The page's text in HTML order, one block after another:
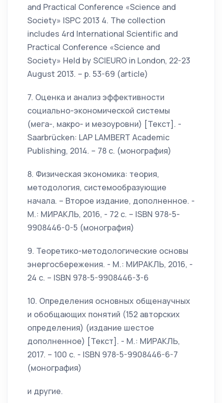
and Practical Conference «Science and
Society» ISPC 2013 4. The collection
includes 4rd International Scientific and
Practical Conference «Science and
Society» Held by SCIEURO in London, 22-23
August 2013. – р. 53-69 (article)
7. Оценка и анализ эффективности
социально-экономической системы
(мега-, макро- и мезоуровни) [Текст]. -
Saarbrücken: LAP LAMBERT Academic
Publishing, 2014. – 78 с. (монография)
8. Физическая экономика: теория,
методология, системообразующие
начала. – Второе издание, дополненное. -
М.: МИРАКЛЬ, 2016, - 72 с. – ISBN 978-5-
9908446-0-5 (монография)
9. Теоретико-методологические основы
энергосбережения. - М.: МИРАКЛЬ, 2016, -
24 с. – ISBN 978-5-9908446-3-6
10. Определения основных общенаучных
и обобщающих понятий (152 авторских
определения) (издание шестое
дополненное) [Текст]. - М.: МИРАКЛЬ,
2017. – 100 с. - ISBN 978-5-9908446-6-7
(монография)
и другие.